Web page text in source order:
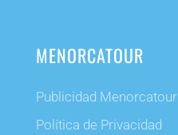
MENORCATOUR
Publicidad Menorcatour
Política de Privacidad